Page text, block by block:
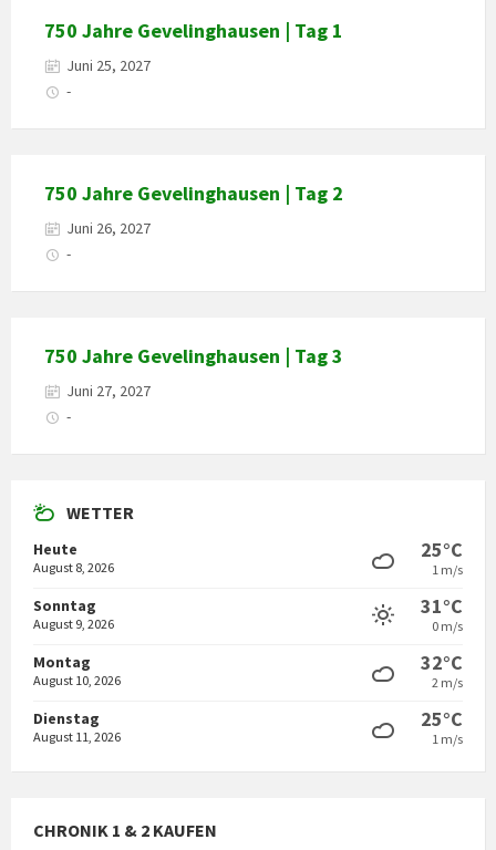
750 Jahre Gevelinghausen | Tag 1
Juni 25, 2027
-
750 Jahre Gevelinghausen | Tag 2
Juni 26, 2027
-
750 Jahre Gevelinghausen | Tag 3
Juni 27, 2027
-
WETTER
Heute
August 8, 2026
25°C
1 m/s
Sonntag
August 9, 2026
31°C
0 m/s
Montag
August 10, 2026
32°C
2 m/s
Dienstag
August 11, 2026
25°C
1 m/s
CHRONIK 1 & 2 KAUFEN